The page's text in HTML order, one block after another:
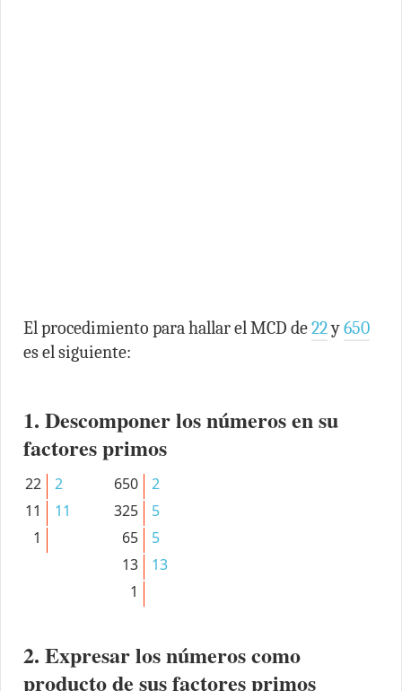
El procedimiento para hallar el MCD de22y650
es el siguiente:
1. Descomponer los números en su
factores primos
22
2
11
11
1
650
2
325
5
65
5
13
13
1
2. Expresar los números como
producto de sus factores primos